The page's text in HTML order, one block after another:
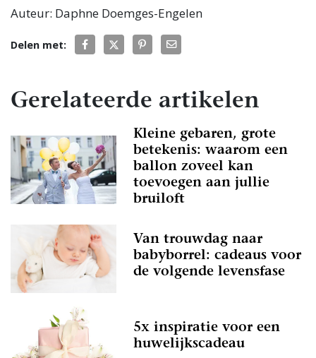
Auteur: Daphne Doemges-Engelen
Delen met:
Gerelateerde artikelen
Kleine gebaren, grote
betekenis: waarom een
ballon zoveel kan
toevoegen aan jullie
bruiloft
Van trouwdag naar
babyborrel: cadeaus voor
de volgende levensfase
5x inspiratie voor een
huwelijkscadeau